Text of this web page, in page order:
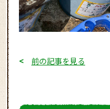
< 前の記事を見る